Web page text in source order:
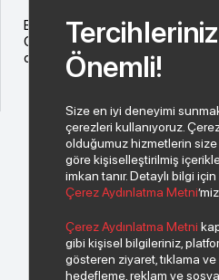
Bizleri bu gurur verici ödülle
Cisco'ya ve bu başarıya
ortaklarımıza çok teşekkür ederiz.
Bizden haberiniz
Önemli!
Size en iyi deneyimi
çerezleri kullanıyoruz.
olduğumuz hizmetlerin
göre kişiselleştirilmiş
imkan tanır. Detaylı bilgi
Çerez Aydınlatma Metni
Çerez Aydınlatma Metni
gibi kişisel bilgileriniz,
gösteren ziyaret, tıklama
hedefleme, reklam ve